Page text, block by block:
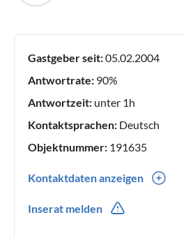
Gastgeber seit:05.02.2004
Antwortrate: 90%
Antwortzeit: unter 1h
Kontaktsprachen: Deutsch
Objektnummer: 191635
Kontaktdaten anzeigen
Inserat melden